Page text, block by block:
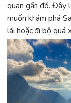
quan gần đó. Đây
muốn khám phá
lái hoặc đi bộ quá